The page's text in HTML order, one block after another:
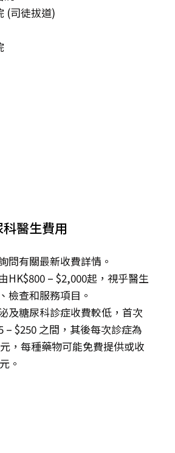
(司徒拔道)
醫生費用
問有關最新收費詳情。
HK$800 – $2,000起，視乎醫生
檢查和服務項目。
及糖尿科診症收費較低，首次
– $250 之間，其後每次診症為
，每種藥物可能免費提供或收
。